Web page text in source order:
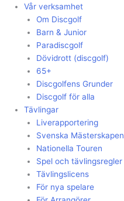
Vår verksamhet
Om Discgolf
Barn & Junior
Paradiscgolf
Dövidrott (discgolf)
65+
Discgolfens Grunder
Discgolf för alla
Tävlingar
Liverapportering
Svenska Mästerskapen
Nationella Touren
Spel och tävlingsregler
Tävlingslicens
För nya spelare